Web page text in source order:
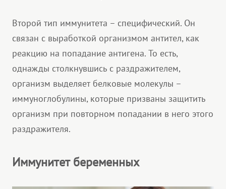
Второй тип иммунитета – специфический. Он
связан с выработкой организмом антител, как
реакцию на попадание антигена. То есть,
однажды столкнувшись с раздражителем,
организм выделяет белковые молекулы –
иммуноглобулины, которые призваны защитить
организм при повторном попадании в него этого
раздражителя.
Иммунитет беременных